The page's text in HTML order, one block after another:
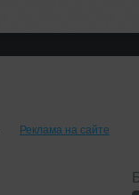
Реклама на сайте